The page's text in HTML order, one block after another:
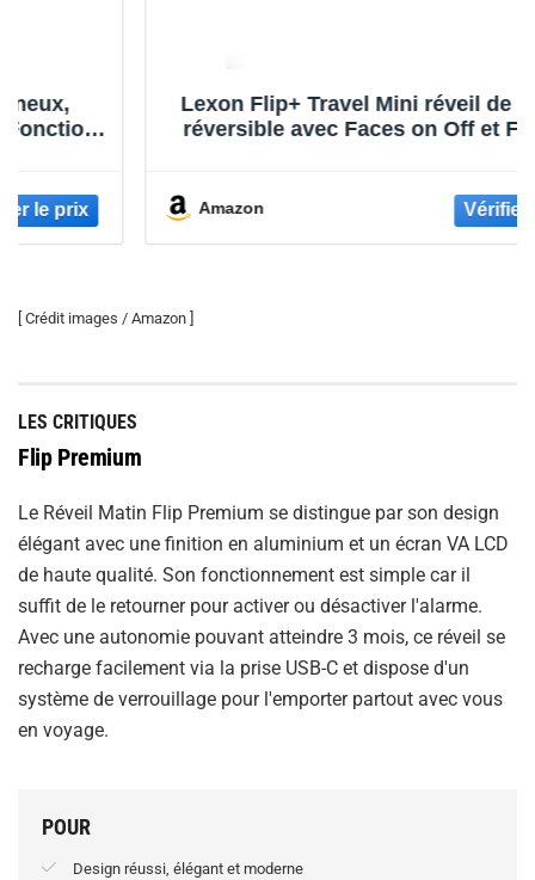
Lexon Flip+ Travel Mini réveil de Voyage,
réversible avec Faces on Off et Fonction
Amazon
[ Crédit images / Amazon ]
LES CRITIQUES
Flip Premium
Le Réveil Matin Flip Premium se distingue par son design
élégant avec une finition en aluminium et un écran VA LCD
de haute qualité. Son fonctionnement est simple car il
suffit de le retourner pour activer ou désactiver l'alarme.
Avec une autonomie pouvant atteindre 3 mois, ce réveil se
recharge facilement via la prise USB-C et dispose d'un
système de verrouillage pour l'emporter partout avec vous
en voyage.
POUR
Design réussi, élégant et moderne